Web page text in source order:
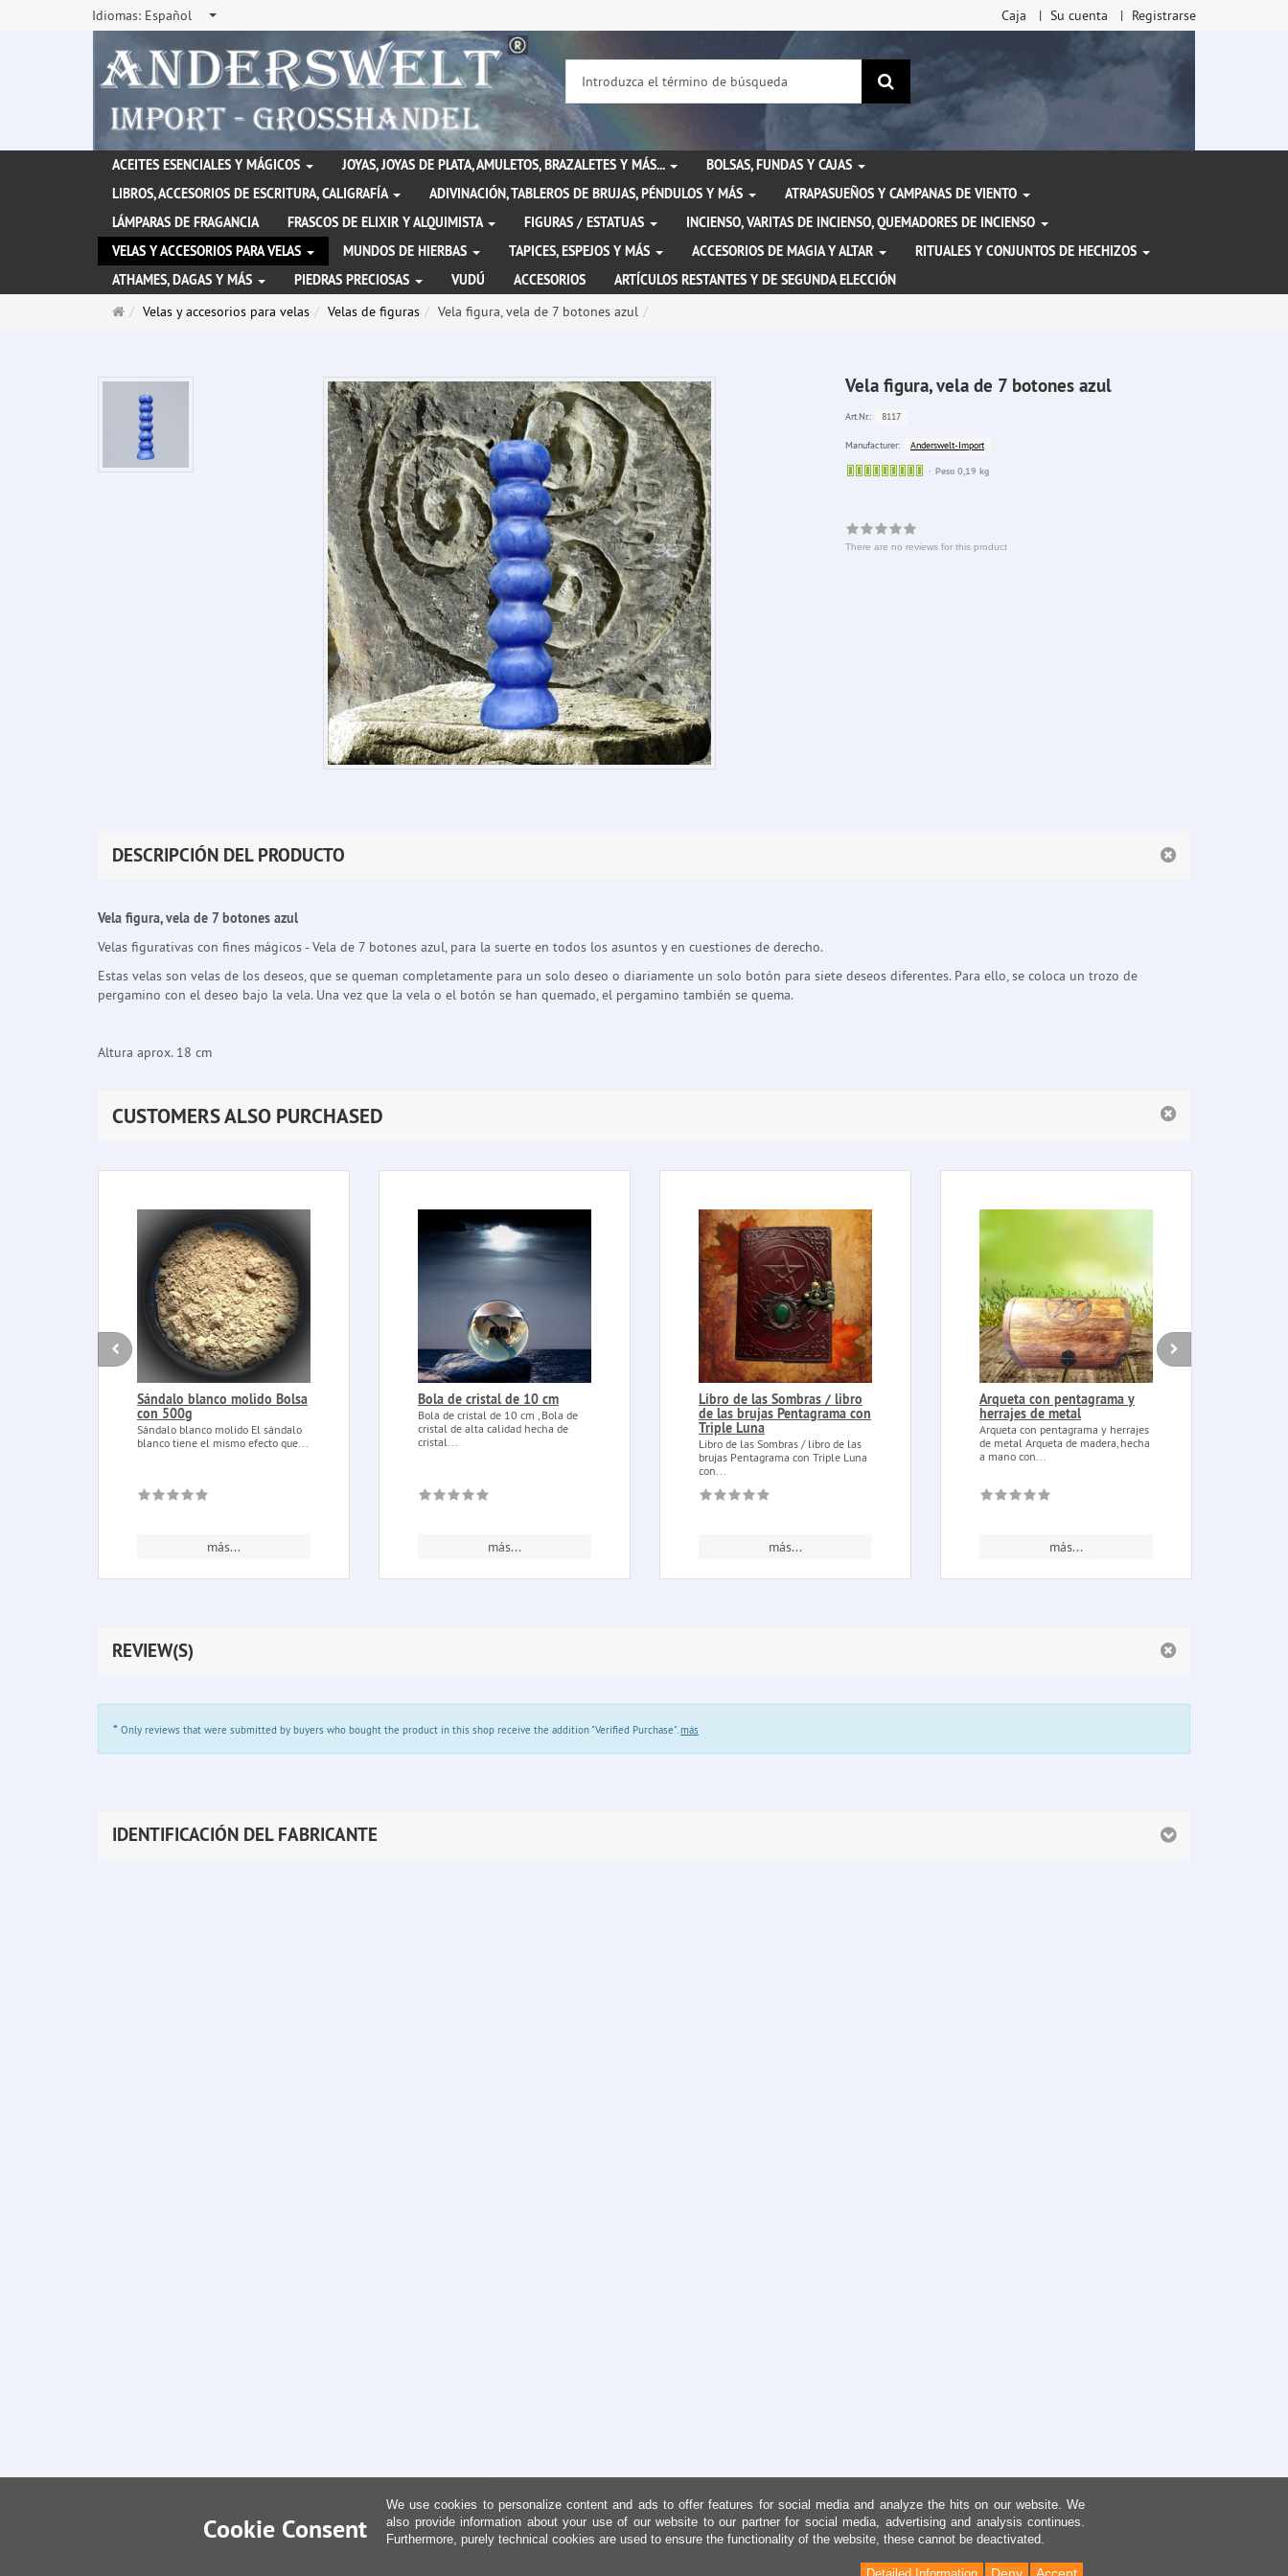
Idiomas: Español Caja Su cuenta Registrarse
Buscar
ACEITES ESENCIALES Y MÁGICOS JOYAS, JOYAS DE PLATA, AMULETOS, BRAZALETES Y MÁS...
BOLSAS, FUNDAS Y CAJAS
LIBROS, ACCESORIOS DE ESCRITURA, CALIGRAFÍA
ADIVINACIÓN, TABLEROS DE BRUJAS, PÉNDULOS Y MÁS
ATRAPASUEÑOS Y CAMPANAS DE VIENTO
LÁMPARAS DE FRAGANCIA
FRASCOS DE ELIXIR Y ALQUIMISTA FIGURAS / ESTATUAS
INCIENSO, VARITAS DE INCIENSO, QUEMADORES DE INCIENSO
VELAS Y ACCESORIOS PARA VELAS
MUNDOS DE HIERBAS TAPICES, ESPEJOS Y MÁS ACCESORIOS DE MAGIA Y ALTAR
RITUALES Y CONJUNTOS DE HECHIZOS
ATHAMES, DAGAS Y MÁS
PIEDRAS PRECIOSAS VUDÚ ACCESORIOS
ARTÍCULOS RESTANTES Y DE SEGUNDA ELECCIÓN
PáginaVelas y accesorios para velas Velas de figuras Vela figura, vela de 7 botones azul
Vela figura, vela de 7 botones azul
Art.Nr.: 8117
Manufacturer:
Anderswelt-Import
Sofort
Peso 0,19 kg
There are no reviews for this product
DESCRIPCIÓN DEL PRODUCTO
Vela figura, vela de 7 botones azul
Velas figurativas con fines mágicos - Vela de 7 botones azul, para la suerte en todos los asuntos y en cuestiones de derecho.
Estas velas son velas de los deseos, que se queman completamente para un solo deseo o diariamente un solo botón para siete deseos diferentes. Para ello, se coloca un trozo de
pergamino con el deseo bajo la vela. Una vez que la vela o el botón se han quemado, el pergamino también se quema.
Altura aprox. 18 cm
CUSTOMERS ALSO PURCHASED
Sándalo blanco molido Bolsa
con 500g
Sándalo blanco molido El sándalo
blanco tiene el mismo efecto que...
más...
Bola de cristal de 10 cm
Bola de cristal de 10 cm , Bola de
cristal de alta calidad hecha de
cristal...
más...
Libro de las Sombras / libro
de las brujas Pentagrama con
Triple Luna
Libro de las Sombras / libro de las
brujas Pentagrama con Triple Luna
con...
más...
Arqueta con pentagrama y
herrajes de metal
Arqueta con pentagrama y herrajes
de metal Arqueta de madera, hecha
a mano con...
más...
REVIEW(S)
* Only reviews that were submitted by buyers who bought the product in this shop receive the addition "Verified Purchase".más
IDENTIFICACIÓN DEL FABRICANTE
Cookie Consent
We use cookies to personalize content and ads to offer features for social media and analyze the hits on our website. We
also provide information about your use of our website to our partner for social media, advertising and analysis continues.
Furthermore, purely technical cookies are used to ensure the functionality of the website, these cannot be deactivated.